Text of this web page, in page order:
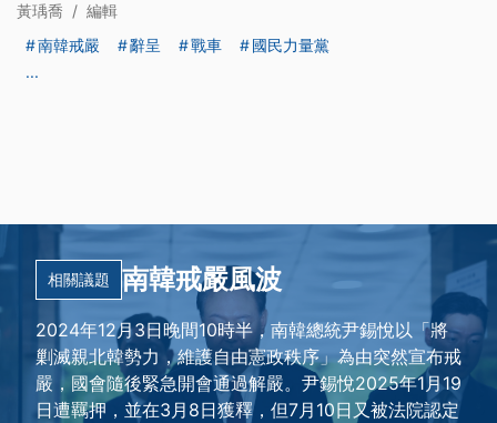
黃瑀喬 / 編輯
南韓戒嚴
辭呈 戰車
國民力量黨
...
相關議題 南韓戒嚴風波
2024年12月3日晚間10時半，南韓總統尹錫悅以「將
剿滅親北韓勢力，維護自由憲政秩序」為由突然宣布戒
嚴，國會隨後緊急開會通過解嚴。尹錫悅2025年1月19
日遭羈押，並在3月8日獲釋，但7月10日又被法院認定